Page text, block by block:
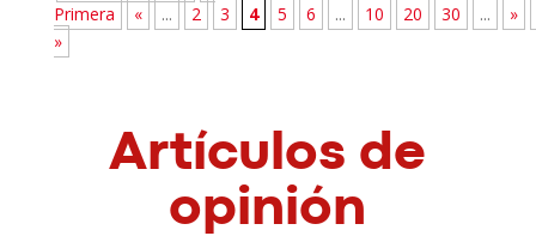
Primera
« ... 2 3 4 5 6 ... 10 20 30 ...
»
»
Artículos de
opinión